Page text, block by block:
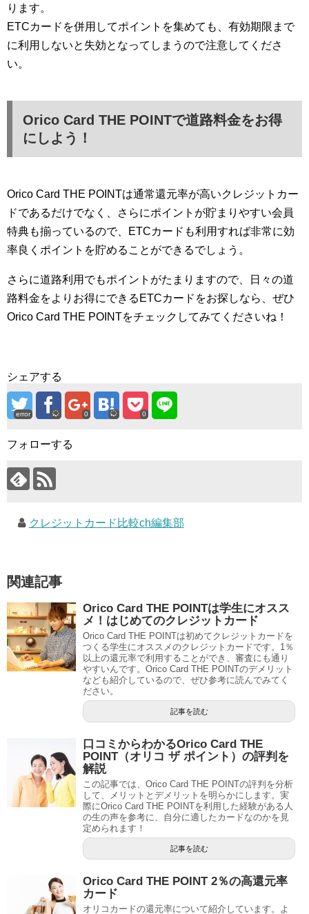
ります。
ETCカードを併用してポイントを集めても、有効期限まで
に利用しないと失効となってしまうので注意してくださ
い。
Orico Card THE POINTで道路料金をお得
にしよう！
Orico Card THE POINTは通常還元率が高いクレジットカー
ドであるだけでなく、さらにポイントが貯まりやすい会員
特典も揃っているので、ETCカードも利用すれば非常に効
率良くポイントを貯めることができるでしょう。
さらに道路利用でもポイントがたまりますので、日々の道
路料金をよりお得にできるETCカードをお探しなら、ぜひ
Orico Card THE POINTをチェックしてみてくださいね！
シェアする
error 0 0
フォローする
クレジットカード比較ch編集部
関連記事
Orico Card THE POINTは学生にオスス
メ！はじめてのクレジットカード
Orico Card THE POINTは初めてクレジットカードを
つくる学生にオススメのクレジットカードです。1％
以上の還元率で利用することができ、審査にも通り
やすいんです。Orico Card THE POINTのデメリット
なども紹介しているので、ぜひ参考に読んでみてく
ださい。
記事を読む
口コミからわかるOrico Card THE
POINT（オリコ ザ ポイント）の評判を
解説
この記事では、Orico Card THE POINTの評判を分析
して、メリットとデメリットを明らかにします。実
際にOrico Card THE POINTを利用した経験がある人
の生の声を参考に、自分に適したカードなのかを見
定められます！
記事を読む
Orico Card THE POINT 2％の高還元率
カード
オリコカードの還元率について紹介しています。よ